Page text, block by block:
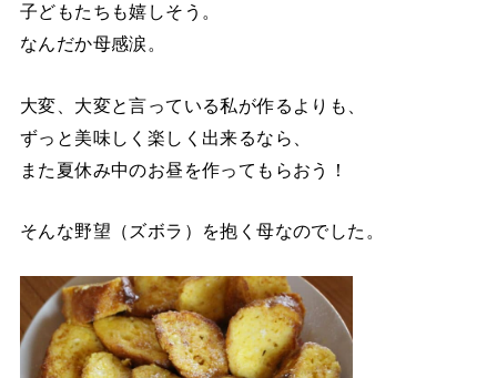
子どもたちも嬉しそう。
なんだか母感涙。
大変、大変と言っている私が作るよりも、
ずっと美味しく楽しく出来るなら、
また夏休み中のお昼を作ってもらおう！
そんな野望（ズボラ）を抱く母なのでした。